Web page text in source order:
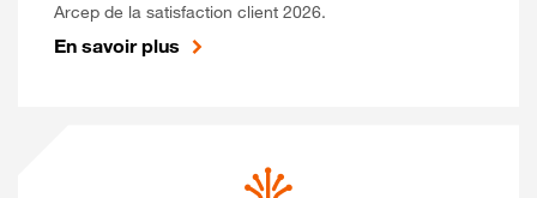
Arcep de la satisfaction client 2026.
En savoir plus